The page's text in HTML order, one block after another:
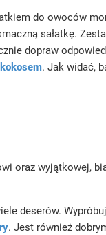
do owoców
sałatkę.
dopraw
. Jak widać,
oraz wyjątkowej,
deserów.
. Jest również